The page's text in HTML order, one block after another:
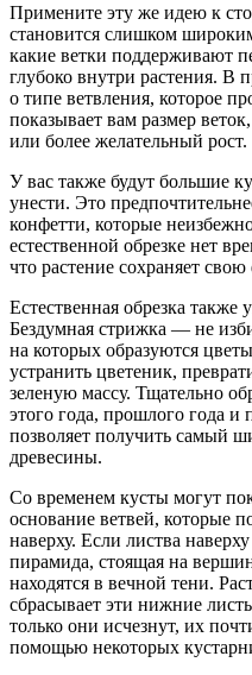
Примените эту же идею к
становится слишком
какие ветки поддерживают
глубоко внутри растения. В
о типе ветвления, которое
показывает вам размер
или более желательный рост.
У вас также будут большие
унести. Это
конфетти, которые
естественной обрезке нет
что растение сохраняет
Естественная обрезка также
Бездумная стрижка — не
на которых образуются
устранить цветеник,
зеленую массу. Тщательно
этого года, прошлого года и
позволяет получить самый
древесины.
Со временем кусты могут
основание ветвей, которые
наверху. Если листва
пирамида, стоящая на
находятся в вечной тени.
сбрасывает эти нижние
только они исчезнут, их
помощью некоторых